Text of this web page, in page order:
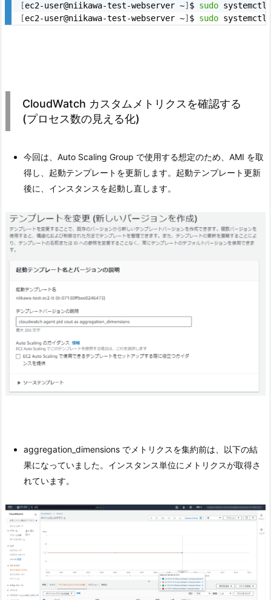
[ec2-user@niikawa-test-webserver ~] $ sudo
[ec2-user@niikawa-test-webserver ~] $ sudo systemctl
CloudWatch カスタムメトリクスを確認する
(プロセス数の見える化)
今回は、Auto Scaling Group で使用する想定のため、AMI を取
得し、起動テンプレートを更新します。起動テンプレート更新
後に、インスタンスを起動し直します。
aggregation_dimensions でメトリクスを集約前は、以下の結
果になっていました。インスタンス単位にメトリクスが取得さ
れています。